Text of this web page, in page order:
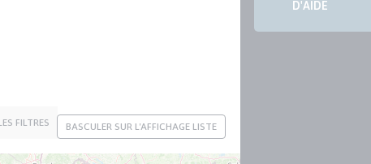
FILTRES BASCULER SUR L'AFFICHAGE LISTE
D'AIDE